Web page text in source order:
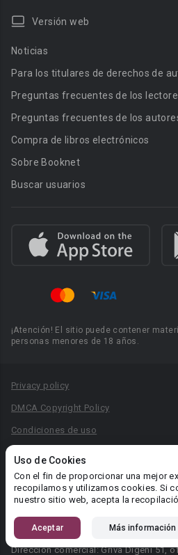
Uso de Cookies
Con el fin de proporcionar una mejor
recopilamos y utilizamos cookies. Si
nuestro sitio web, acepta la
Aceptar Más información
Versión web
Noticias
Para los titulares de derechos de
Preguntas frecuentes de los
Preguntas frecuentes de los
Compra de libros electrónicos
Sobre Booknet
Buscar usuarios
¡Atención! El sitio puede contener
personas menores de 18 años.
Privacy policy
DMCA Copyright Policy
Condiciones de uso
Reglas para la publicación de libros
Área RR.PP.: pr@booknet.com
© 2026 Booknet. Todos los derechos
Dirección comercial: Griva Digeni 51,